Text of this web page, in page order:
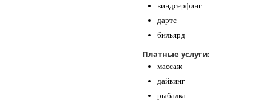
виндсерфинг
дартс
бильярд
Платные услуги:
массаж
дайвинг
рыбалка